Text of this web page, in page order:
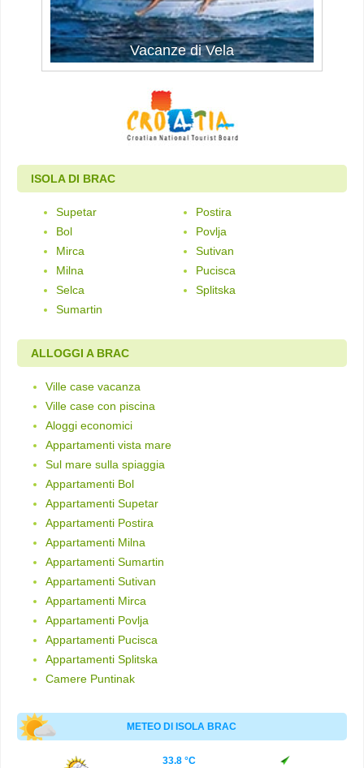
Vacanze di Vela
ISOLA DI BRAC
Supetar
Postira
Bol
Povlja
Mirca
Sutivan
Milna
Pucisca
Selca
Splitska
Sumartin
ALLOGGI A BRAC
Ville case vacanza
Ville case con piscina
Aloggi economici
Appartamenti vista mare
Sul mare sulla spiaggia
Appartamenti Bol
Appartamenti Supetar
Appartamenti Postira
Appartamenti Milna
Appartamenti Sumartin
Appartamenti Sutivan
Appartamenti Mirca
Appartamenti Povlja
Appartamenti Pucisca
Appartamenti Splitska
Camere Puntinak
METEO DI ISOLA BRAC
33.8 °C